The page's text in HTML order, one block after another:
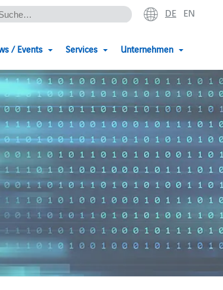
DE EN
/ Events Services Unternehmen